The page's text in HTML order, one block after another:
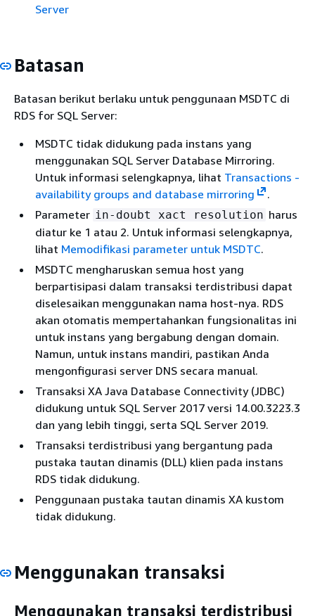
Server
Batasan
Batasan berikut berlaku untuk penggunaan MSDTC di
RDS for SQL Server:
MSDTC tidak didukung pada instans yang
menggunakan SQL Server Database Mirroring.
Untuk informasi selengkapnya, lihat Transactions -
availability groups and database mirroring
.
Parameter in-doubt xact resolution harus
diatur ke 1 atau 2. Untuk informasi selengkapnya,
lihat Memodifikasi parameter untuk MSDTC.
MSDTC mengharuskan semua host yang
berpartisipasi dalam transaksi terdistribusi dapat
diselesaikan menggunakan nama host-nya. RDS
akan otomatis mempertahankan fungsionalitas ini
untuk instans yang bergabung dengan domain.
Namun, untuk instans mandiri, pastikan Anda
mengonfigurasi server DNS secara manual.
Transaksi XA Java Database Connectivity (JDBC)
didukung untuk SQL Server 2017 versi 14.00.3223.3
dan yang lebih tinggi, serta SQL Server 2019.
Transaksi terdistribusi yang bergantung pada
pustaka tautan dinamis (DLL) klien pada instans
RDS tidak didukung.
Penggunaan pustaka tautan dinamis XA kustom
tidak didukung.
Menggunakan transaksi
Menggunakan transaksi terdistribusi